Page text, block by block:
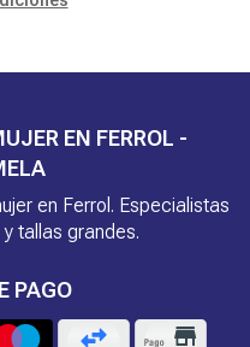
EN FERROL -
en Ferrol. Especialistas
tallas grandes.
PAGO